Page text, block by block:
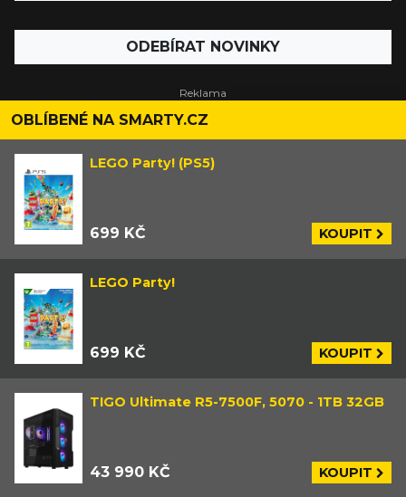
ODEBÍRAT NOVINKY
OBLÍBENÉ NA SMARTY.CZ
LEGO Party! (PS5)
699 KČ KOUPIT
LEGO Party!
699 KČ KOUPIT
TIGO Ultimate R5-7500F, 5070 - 1TB 32GB
43 990 KČ KOUPIT